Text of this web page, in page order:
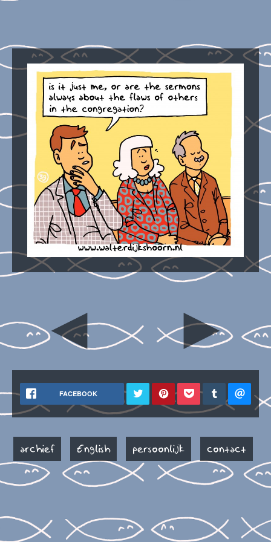
◄ ►
FACEBOOK
archief English persoonlijk contact